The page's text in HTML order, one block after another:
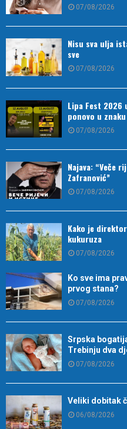
07/08/2026
Nisu sva ulja
sve
07/08/2026
Lipa Fest 2026
ponovo u
07/08/2026
Najava: “Veče
Zafranović”
07/08/2026
Kako je
kukuruza
07/08/2026
Ko sve ima
prvog stana?
07/08/2026
Srpska
Trebinju dva
07/08/2026
Veliki dobitak
06/08/2026